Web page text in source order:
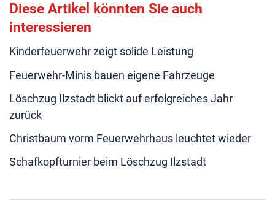
Diese Artikel könnten Sie auch
interessieren
Kinderfeuerwehr zeigt solide Leistung
Feuerwehr-Minis bauen eigene Fahrzeuge
Löschzug Ilzstadt blickt auf erfolgreiches Jahr
zurück
Christbaum vorm Feuerwehrhaus leuchtet wieder
Schafkopfturnier beim Löschzug Ilzstadt